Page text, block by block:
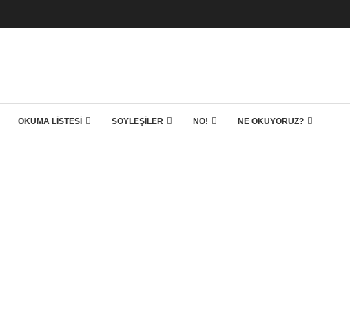
OKUMA LISTESI SÖYLEŞILER NO! NE OKUYORUZ?